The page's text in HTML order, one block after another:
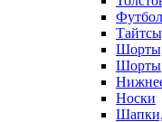
Шорты
Носки
Шапки,